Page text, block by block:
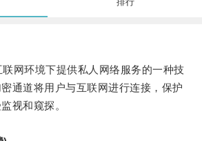
环境下提供私人网络服务的一种技
通道将用户与互联网进行连接，保护
视和窥探。